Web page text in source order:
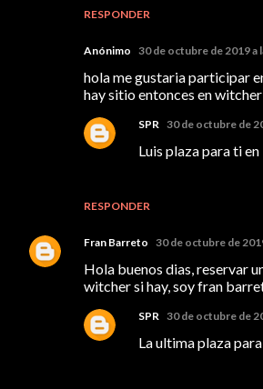
RESPONDER
Anónimo 30 de octubre de 2019 a
hola me gustaria participar
hay sitio entonces en
RESPONDER
SPR 30 de octubre de
Luis plaza para ti
Fran Barreto 30 de octubre de
Hola buenos dias, reservar
witcher si hay, soy fran
SPR 30 de octubre de
La ultima plaza